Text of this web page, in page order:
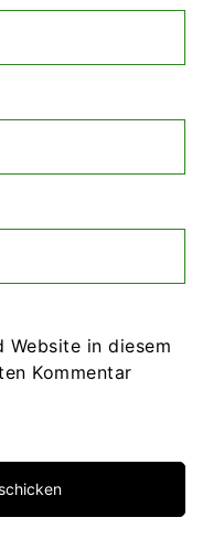
Website in diesem
Kommentar